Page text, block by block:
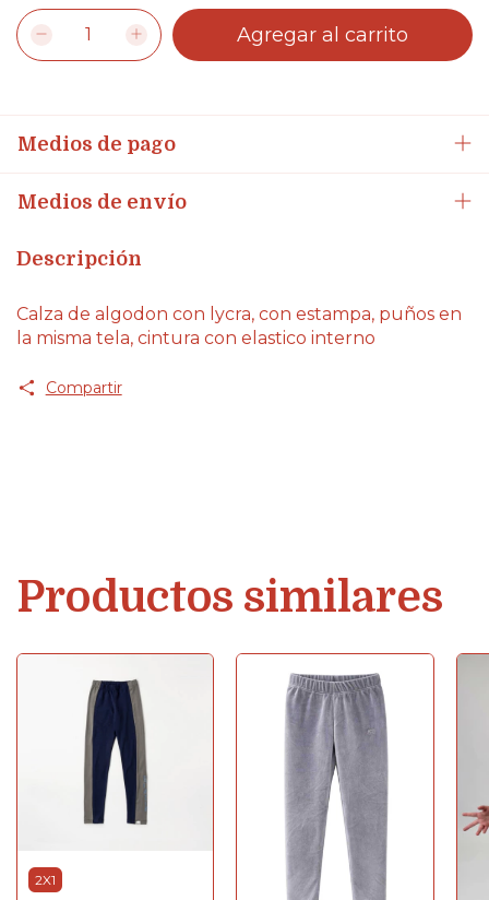
Medios de pago
Medios de envío
Descripción
Calza de algodon con lycra, con estampa, puños en
la misma tela, cintura con elastico interno
Compartir
Productos similares
2X1